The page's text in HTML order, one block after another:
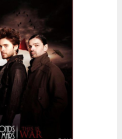
To Mars – This Is
(2009)
To Mars